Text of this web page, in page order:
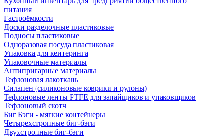
питания
Гастроёмкости
Доски разделочные пластиковые
Подносы пластиковые
Одноразовая посуда пластиковая
Упаковка для кейтеринга
Упаковочные материалы
Антипригарные материалы
Тефлоновая лакоткань
Силапен (силиконовые коврики и рулоны)
Тефлоновые ленты PTFE для запайщиков и упаковщиков
Тефлоновый скотч
Биг Бэги - мягкие контейнеры
Четырехстропные биг-бэги
Двухстропные биг-бэги